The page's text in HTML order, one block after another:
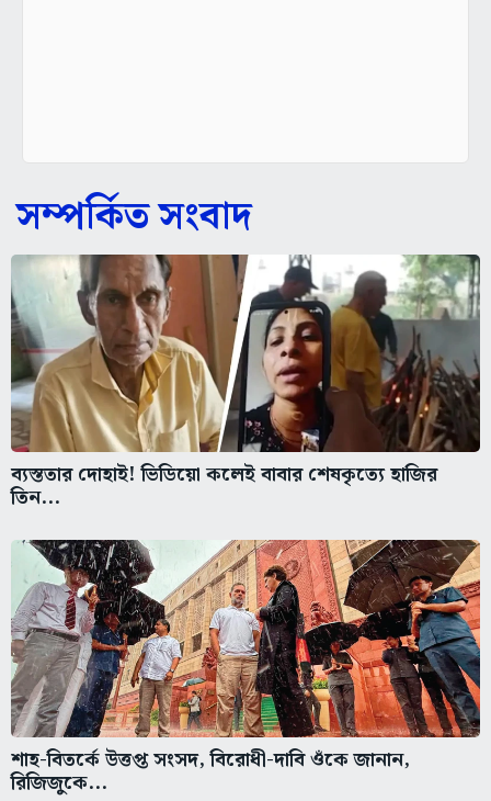
সম্পর্কিত সংবাদ
ব্যস্ততার দোহাই! ভিডিয়ো কলেই বাবার শেষকৃত্যে হাজির
তিন...
শাহ-বিতর্কে উত্তপ্ত সংসদ, বিরোধী-দাবি ওঁকে জানান,
রিজিজুকে...